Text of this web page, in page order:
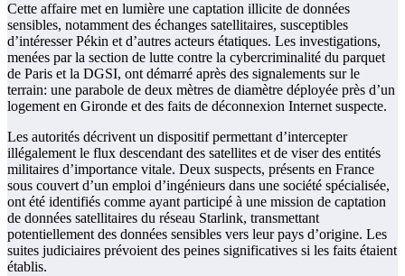
Cette affaire met en lumière une captation illicite de données
sensibles, notamment des échanges satellitaires, susceptibles
d’intéresser Pékin et d’autres acteurs étatiques. Les investigations,
menées par la section de lutte contre la cybercriminalité du parquet
de Paris et la DGSI, ont démarré après des signalements sur le
terrain: une parabole de deux mètres de diamètre déployée près d’un
logement en Gironde et des faits de déconnexion Internet suspecte.
Les autorités décrivent un dispositif permettant d’intercepter
illégalement le flux descendant des satellites et de viser des entités
militaires d’importance vitale. Deux suspects, présents en France
sous couvert d’un emploi d’ingénieurs dans une société spécialisée,
ont été identifiés comme ayant participé à une mission de captation
de données satellitaires du réseau Starlink, transmettant
potentiellement des données sensibles vers leur pays d’origine. Les
suites judiciaires prévoient des peines significatives si les faits étaient
établis.